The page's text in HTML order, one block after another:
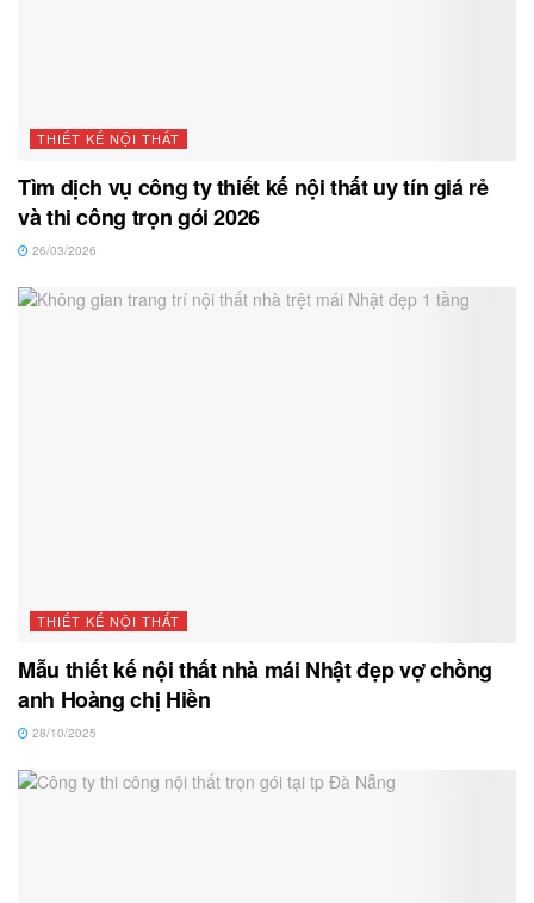
THIẾT KẾ NỘI THẤT
Tìm dịch vụ công ty thiết kế nội thất uy tín giá rẻ
và thi công trọn gói 2026
26/03/2026
THIẾT KẾ NỘI THẤT
Mẫu thiết kế nội thất nhà mái Nhật đẹp vợ chồng
anh Hoàng chị Hiền
28/10/2025